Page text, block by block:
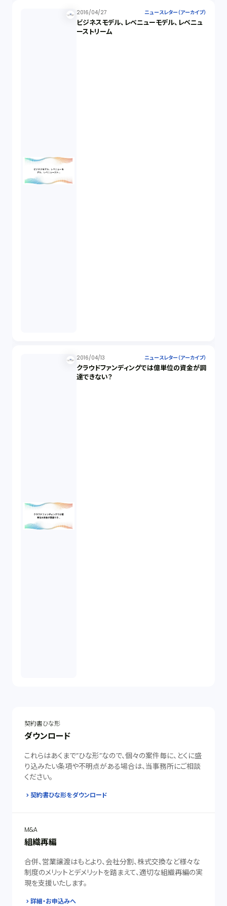
2016/04/27 ニュースレター（アーカイブ）
ビジネスモデル、レベニューモデル、レベニュ
ーストリーム
2016/04/13 ニュースレター（アーカイブ）
クラウドファンディングでは億単位の資金が調
達できない？
契約書ひな形
ダウンロード
これらはあくまで”ひな形”なので、個々の案件毎に、とくに盛
り込みたい条項や不明点がある場合は、当事務所にご相談
ください。
契約書ひな形をダウンロード
M&A
組織再編
合併、営業譲渡はもとより、会社分割、株式交換など様々な
制度のメリットとデメリットを踏まえて、適切な組織再編の実
現を支援いたします。
詳細・お申込みへ